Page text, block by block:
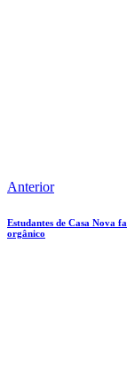
Anterior
Estudantes de Casa Nova
orgânico